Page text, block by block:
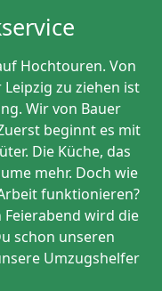
Hochtouren. Von
zu ziehen ist
Wir von Bauer
beginnt es mit
Die Küche, das
mehr. Doch wie
funktionieren?
wird die
schon unseren
Umzugshelfer